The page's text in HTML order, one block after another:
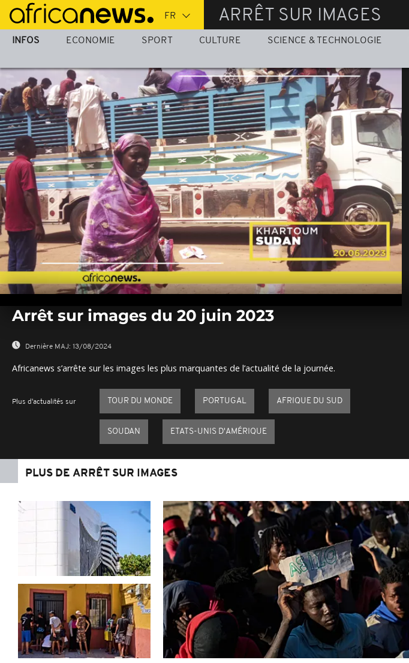
Passer
au
contenu
ARRÊT SUR IMAGES
INFOS ECONOMIE SPORT CULTURE SCIENCE & TECHNOLOGIE
seconds
0%
Arrêt sur images du 20 juin 2023
Dernière MAJ: 13/08/2024
Africanews s’arrête sur les images les plus marquantes de l’actualité de la journée.
Plus d'actualités sur TOUR DU MONDE PORTUGAL AFRIQUE DU SUD
SOUDAN ETATS-UNIS D'AMÉRIQUE
PLUS DE ARRÊT SUR IMAGES